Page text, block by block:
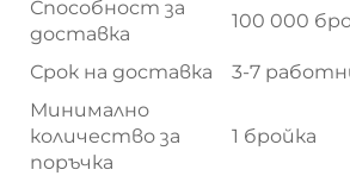
Способност за
доставка
100 000
Срок на доставка
3-7
Минимално
количество за
поръчка
1 бройка